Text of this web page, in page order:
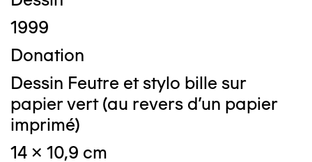
1999
Donation
Dessin Feutre et stylo bille sur
papier vert (au revers d'un papier
imprimé)
14 x 10,9 cm